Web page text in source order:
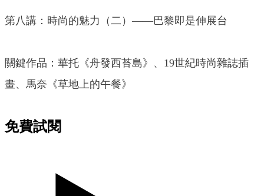
第八講：時尚的魅力（二）——巴黎即是伸展台
關鍵作品：華托《舟發西苔島》、19世紀時尚雜誌插
畫、馬奈《草地上的午餐》
免費試閱